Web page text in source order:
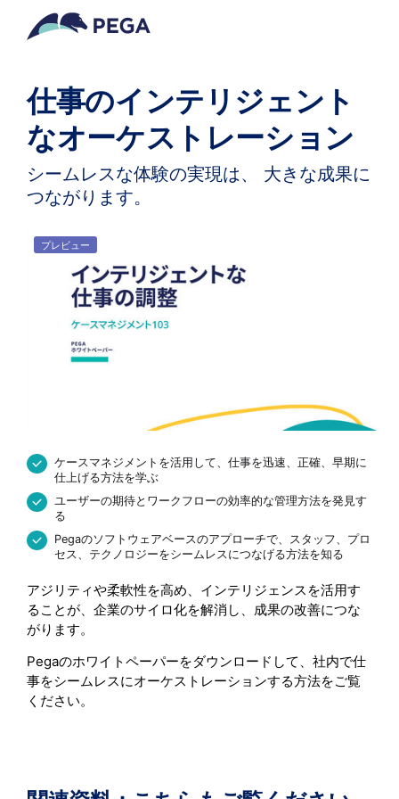
メインコンテンツに飛ぶ
仕事のインテリジェント
なオーケストレーション
シームレスな体験の実現は、 大きな成果に
つながります。
プレビュー
ケースマネジメントを活用して、仕事を迅速、正確、早期に
仕上げる方法を学ぶ
ユーザーの期待とワークフローの効率的な管理方法を発見す
る
Pegaのソフトウェアベースのアプローチで、スタッフ、プロ
セス、テクノロジーをシームレスにつなげる方法を知る
アジリティや柔軟性を高め、インテリジェンスを活用す
ることが、企業のサイロ化を解消し、成果の改善につな
がります。
Pegaのホワイトペーパーをダウンロードして、社内で仕
事をシームレスにオーケストレーションする方法をご覧
ください。